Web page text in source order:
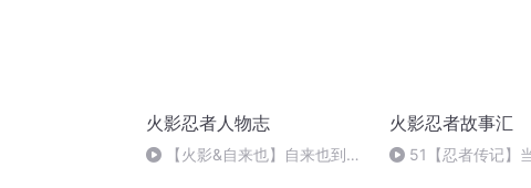
火影忍者人物志
【火影&自来也】自来也到底
火影忍者故事汇
51【忍者传记】